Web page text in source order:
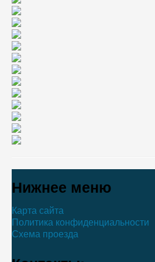
Нижнее меню
Карта сайта
Политика конфиденциальности
Схема проезда